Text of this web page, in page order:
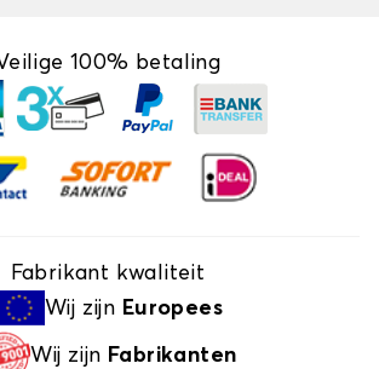
100% betaling
Fabrikant kwaliteit
Wij zijn Europees
Wij zijn Fabrikanten